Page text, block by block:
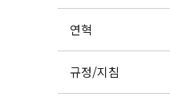
연혁
규정/지침